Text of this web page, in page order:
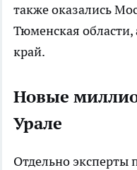
также оказались
Тюменская области,
край.
Новые
Урале
Отдельно эксперты